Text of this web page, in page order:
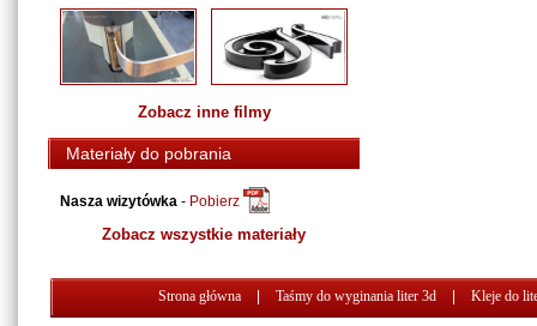
Zobacz inne filmy
Materiały do pobrania
Nasza wizytówka - Pobierz
Zobacz wszystkie materiały
Strona główna Taśmy do wyginania liter 3d Kleje do